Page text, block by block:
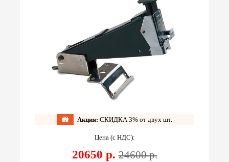
Акция: СКИДКА 3% от двух шт.
Цена (с НДС):
20650 р.24600 р.